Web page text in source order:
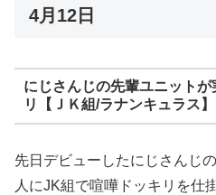
4月12日
にじさんじの先輩ユニット
リ【ＪＫ組/ラナンキュラス】
先日デビューしたにじさんじ
人にJK組で喧嘩ドッキリを仕